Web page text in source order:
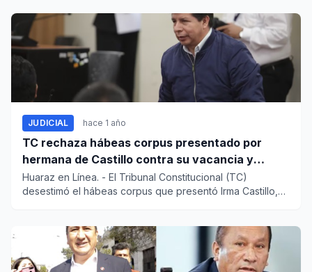
JUDICIAL hace 1 año
TC rechaza hábeas corpus presentado por
hermana de Castillo contra su vacancia y
prisión preventiva
Huaraz en Línea. - El Tribunal Constitucional (TC)
desestimó el hábeas corpus que presentó Irma Castillo,